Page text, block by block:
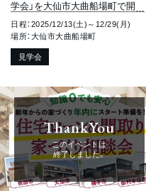
学会」を大仙市大曲船場町で開催
中です！
日程：2025/12/13(土)～12/29(月)
場所：大仙市大曲船場町
見学会
ThankYou
このイベントは
終了しました。